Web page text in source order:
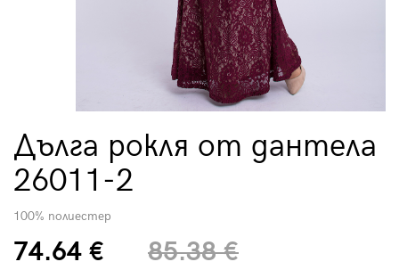
Дълга рокля от дантела
26011-2
100% полиестер
74.64 €
85.38 €